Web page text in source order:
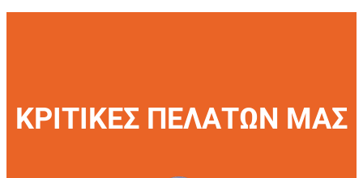
ΚΡΙΤΙΚΕΣ ΠΕΛΑΤΩΝ ΜΑΣ